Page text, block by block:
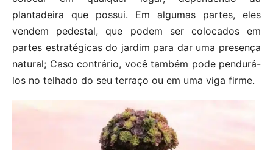
plantadeira que possui. Em algumas partes, eles
vendem pedestal, que podem ser colocados em
partes estratégicas do jardim para dar uma presença
natural; Caso contrário, você também pode pendurá-
los no telhado do seu terraço ou em uma viga firme.